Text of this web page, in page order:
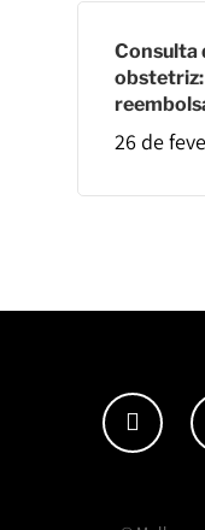
Consulta
obstetriz:
26 de